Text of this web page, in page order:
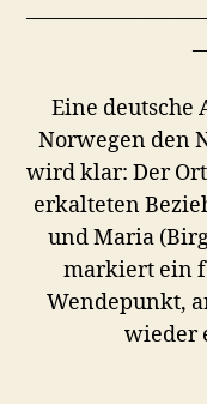
Eine
Norwegen den
wird klar: Der
erkalteten
und Maria
markiert ein
Wendepunkt,
wieder